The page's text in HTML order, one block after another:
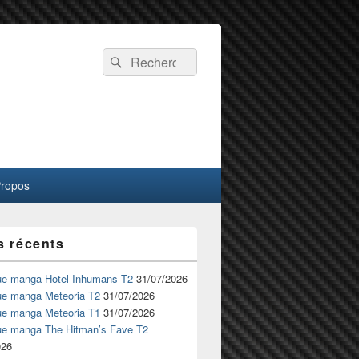
Recherche :
Rechercher
récents
manga Hotel Inhumans T2 31/07/2026
manga Meteoria T2 31/07/2026
manga Meteoria T1 31/07/2026
manga The Hitman’s Fave T2